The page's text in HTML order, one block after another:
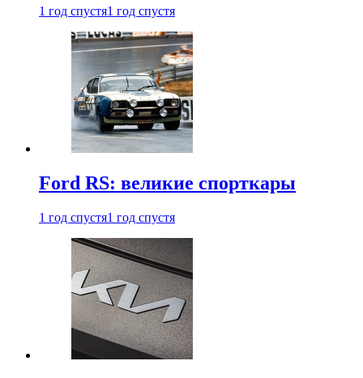
1 год спустя1 год спустя
Ford RS: великие спорткары
1 год спустя1 год спустя